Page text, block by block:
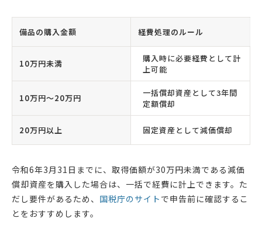
備品の購入金額 経費処理のルール
10万円未満
購入時に必要経費として計
上可能
10万円〜20万円
一括償却資産として3年間
定額償却
20万円以上 固定資産として減価償却
令和6年3月31日までに、取得価額が30万円未満である減価
償却資産を購入した場合は、一括で経費に計上できます。た
だし要件があるため、 国税庁のサイト で申告前に確認するこ
とをおすすめします。